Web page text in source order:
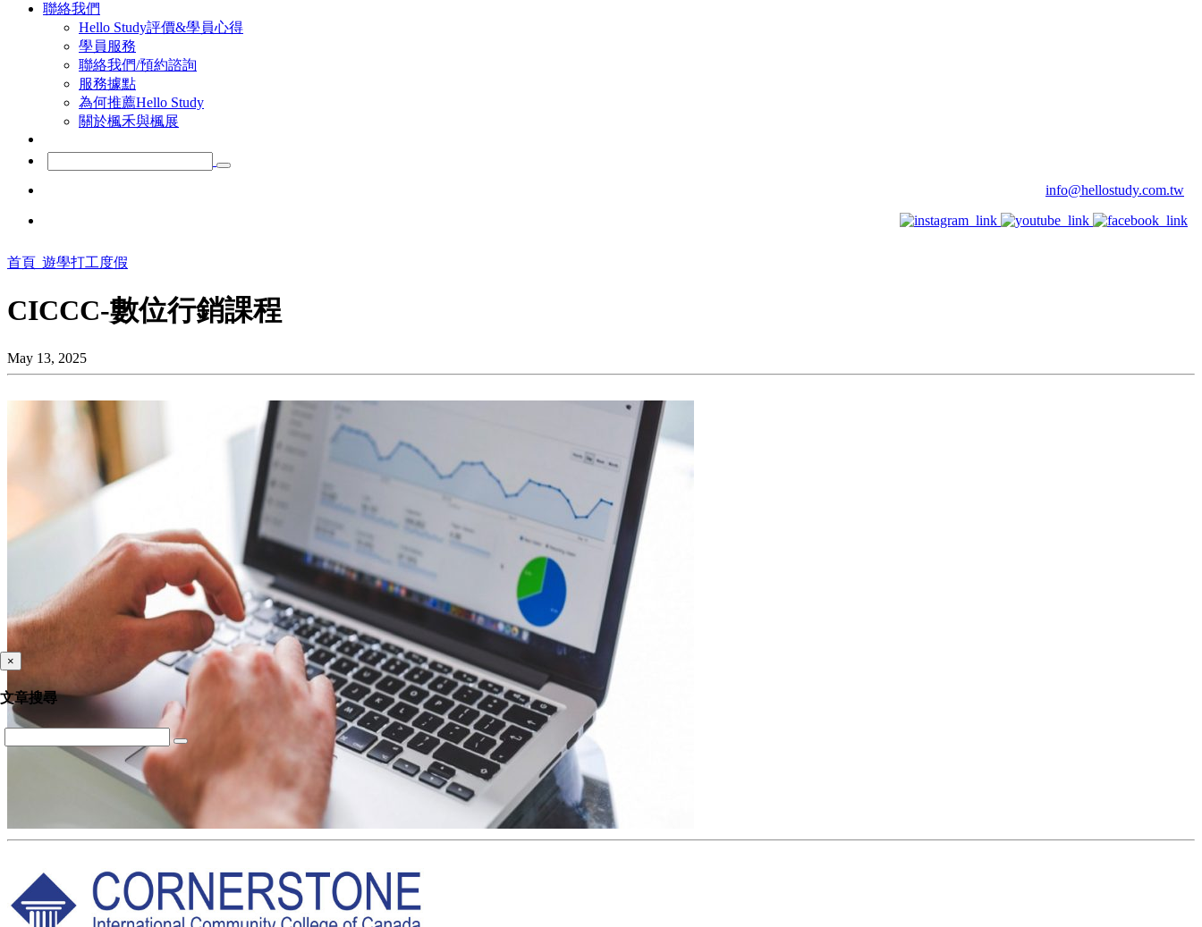
聯絡我們
Hello Study評價&學員心得
學員服務
聯絡我們/預約諮詢
服務據點
為何推薦Hello Study
關於楓禾與楓展
info@hellostudy.com.tw
首頁 遊學打工度假
CICCC-數位行銷課程
May 13, 2025
×
文章搜尋